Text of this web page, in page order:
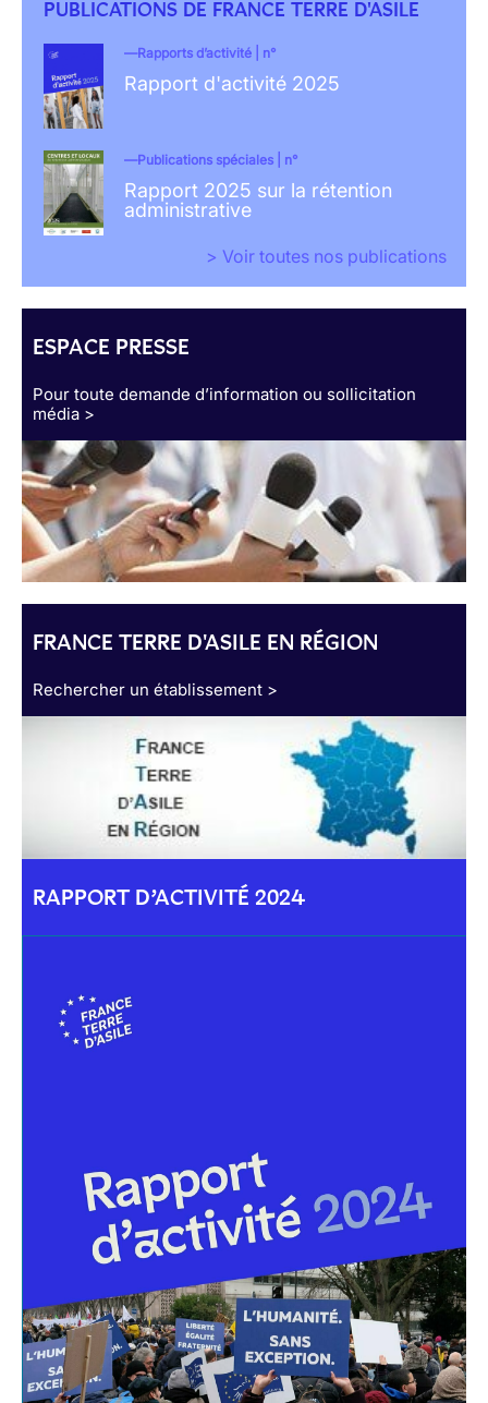
PUBLICATIONS DE FRANCE TERRE D'ASILE
Rapports d’activité | n°
Rapport d'activité 2025
Publications spéciales | n°
Rapport 2025 sur la rétention
administrative
> Voir toutes nos publications
ESPACE PRESSE
Pour toute demande d’information ou sollicitation
média >
FRANCE TERRE D'ASILE EN RÉGION
Rechercher un établissement >
RAPPORT D’ACTIVITÉ 2024